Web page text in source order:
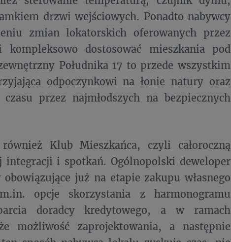
drzwi wejściowych. Ponadto nabywcy
zmian lokatorskich oferowanych przez
kompleksowo dostosować mieszkania pod
Południka 17 to przede wszystkim
odpoczynkowi na łonie natury oraz
przez najmłodszych na bezpiecznych
Klub Mieszkańca, czyli całoroczną
integracji i spotkań. Ogólnopolski deweloper
już na etapie zakupu własnego
opcje skorzystania z harmonogramu
doradcy kredytowego, a w ramach
możliwość zaprojektowania, a następnie